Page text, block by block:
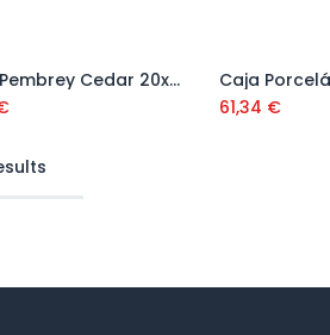
Añadir al carrito
Caja Pembrey Cedar 20x110 (1,32 m2)
61,34 €